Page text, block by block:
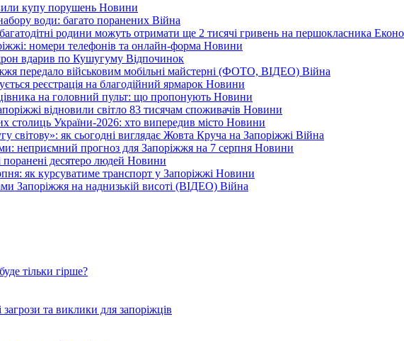
купу порушень Новини
води: багато поранених Війна
родини можуть отримати ще 2 тисячі гривень на першокласника
номери телефонів та онлайн-форма Новини
вдарив по Кушугуму Відпочинок
передало військовим мобільні майстерні (ФОТО, ВІДЕО) Війна
реєстрація на благодійний ярмарок Новини
на головний пульт: що пропонують Новини
відновили світло 83 тисячам споживачів Новини
столиць України-2026: хто випередив місто Новини
світову»: як сьогодні виглядає Жовта Круча на Запоріжжі Війна
неприємний прогноз для Запоріжжя на 7 серпня Новини
поранені десятеро людей Новини
як курсуватиме транспорт у Запоріжжі Новини
Запоріжжя на наднизькій висоті (ВІДЕО) Війна
тільки гірше?
та виклики для запоріжців